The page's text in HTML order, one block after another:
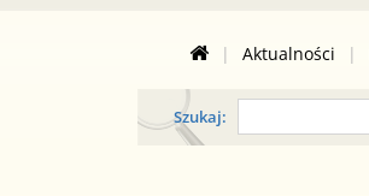
| Aktualności |
Szukaj: